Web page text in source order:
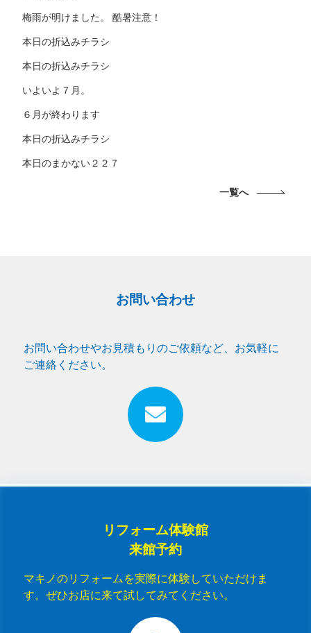
梅雨が明けました。 酷暑注意！
本日の折込みチラシ
本日の折込みチラシ
いよいよ７月。
６月が終わります
本日の折込みチラシ
本日のまかない２２７
一覧へ
お問い合わせ
お問い合わせやお見積もりのご依頼など、お気軽に
ご連絡ください。
リフォーム体験館
来館予約
マキノのリフォームを実際に体験していただけま
す。ぜひお店に来て試してみてください。